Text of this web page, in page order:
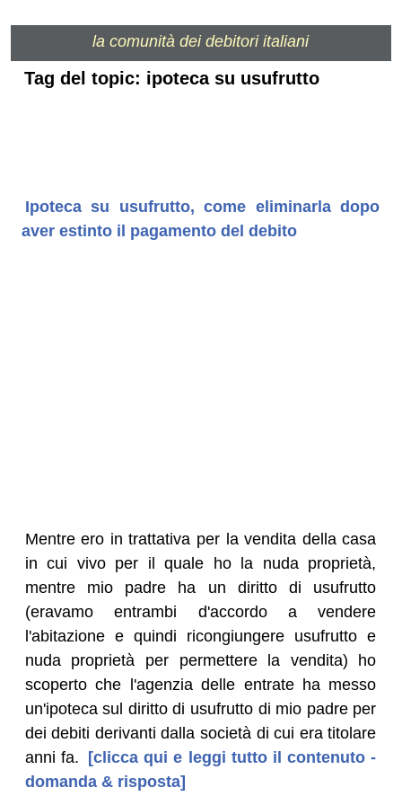
la comunità dei debitori italiani
Tag del topic: ipoteca su usufrutto
Ipoteca su usufrutto, come eliminarla dopo
aver estinto il pagamento del debito
Mentre ero in trattativa per la vendita della casa
in cui vivo per il quale ho la nuda proprietà,
mentre mio padre ha un diritto di usufrutto
(eravamo entrambi d'accordo a vendere
l'abitazione e quindi ricongiungere usufrutto e
nuda proprietà per permettere la vendita) ho
scoperto che l'agenzia delle entrate ha messo
un'ipoteca sul diritto di usufrutto di mio padre per
dei debiti derivanti dalla società di cui era titolare
anni fa. [clicca qui e leggi tutto il contenuto -
domanda & risposta]